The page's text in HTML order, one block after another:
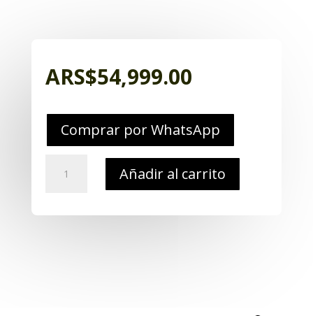
ARS$54,999.00
Comprar por WhatsApp
Añadir al carrito